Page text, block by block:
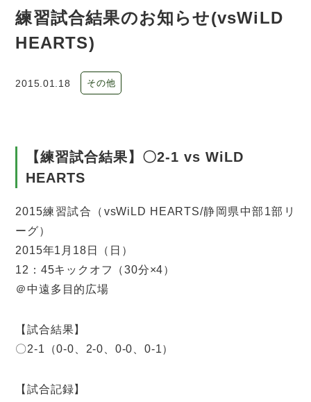
練習試合結果のお知らせ(vsWiLD
HEARTS)
2015.01.18 その他
【練習試合結果】〇2-1 vs WiLD
HEARTS
2015練習試合（vsWiLD HEARTS/静岡県中部1部リ
ーグ）
2015年1月18日（日）
12：45キックオフ（30分×4）
＠中遠多目的広場
【試合結果】
〇2-1（0-0、2-0、0-0、0-1）
【試合記録】